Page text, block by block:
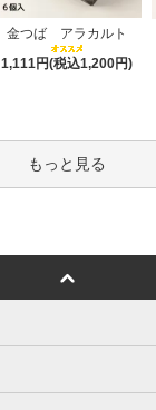
金つば アラカルト
1,111円(税込1,200円)
もっと見る